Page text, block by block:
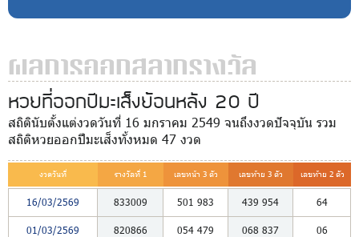
ผลการออกสลากรางวัล
หวยที่ออกปีมะเส็งย้อนหลัง 20 ปี
สถิตินับตั้งแต่งวดวันที่ 16 มกราคม 2549 จนถึงงวดปัจจุบัน รวม
สถิติหวยออกปีมะเส็งทั้งหมด 47 งวด
งวดวันที่ รางวัลที่ 1 เลขหน้า 3 ตัว เลขท้าย 3 ตัว เลขท้าย 2 ตัว
16/03/2569 833009 501 983 439 954 64
01/03/2569 820866 054 479 068 837 06